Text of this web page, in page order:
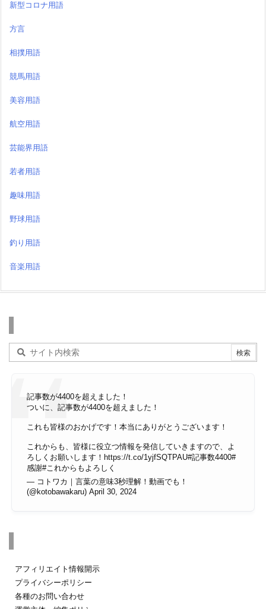
新型コロナ用語
方言
相撲用語
競馬用語
美容用語
航空用語
芸能界用語
若者用語
趣味用語
野球用語
釣り用語
音楽用語
記事数が4400を超えました！
ついに、記事数が4400を超えました！
これも皆様のおかげです！本当にありがとうございます！
これからも、皆様に役立つ情報を発信していきますので、よ
ろしくお願いします！ https://t.co/1yjfSQTPAU#記事数4400#
感謝#これからもよろしく
— コトワカ｜言葉の意味3秒理解！動画でも！
(@kotobawakaru) April 30, 2024
アフィリエイト情報開示
プライバシーポリシー
各種のお問い合わせ